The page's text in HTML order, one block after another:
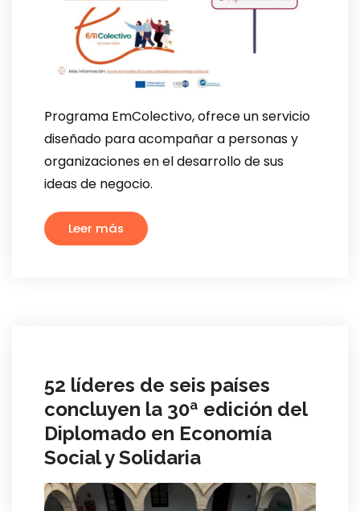
Programa EmColectivo, ofrece un servicio
diseñado para acompañar a personas y
organizaciones en el desarrollo de sus
ideas de negocio.
Leer más
52 líderes de seis países
concluyen la 30ª edición del
Diplomado en Economía
Social y Solidaria